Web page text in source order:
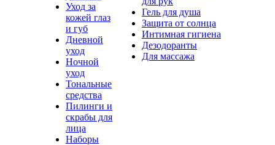
Уход за
кожей глаз
и губ
Дневной
уход
Ночной
уход
Тональные
средства
Пилинги и
скрабы для
лица
Наборы
Гель для душа
Защита от солнца
Интимная гигиена
Дезодоранты
Для массажа